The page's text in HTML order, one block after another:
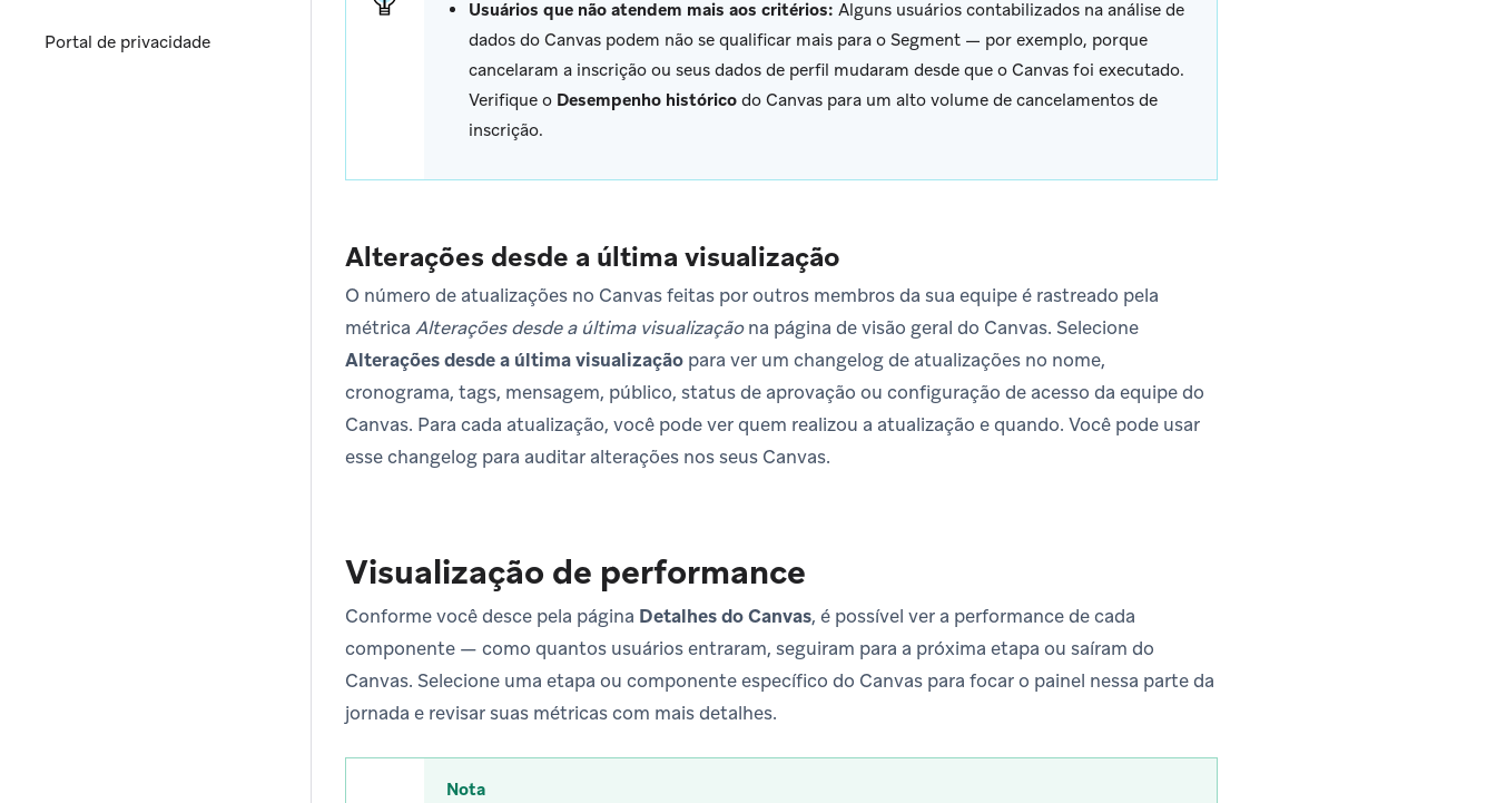
Portal de privacidade
Usuários que não atendem mais aos critérios: Alguns usuários contabilizados na análise de
dados do Canvas podem não se qualificar mais para o Segment — por exemplo, porque
cancelaram a inscrição ou seus dados de perfil mudaram desde que o Canvas foi executado.
Verifique o Desempenho histórico do Canvas para um alto volume de cancelamentos de
inscrição.
Alterações desde a última visualização
O número de atualizações no Canvas feitas por outros membros da sua equipe é rastreado pela
métrica Alterações desde a última visualizaçãona página de visão geral do Canvas. Selecione
Alterações desde a última visualização para ver um changelog de atualizações no nome,
cronograma, tags, mensagem, público, status de aprovação ou configuração de acesso da equipe do
Canvas. Para cada atualização, você pode ver quem realizou a atualização e quando. Você pode usar
esse changelog para auditar alterações nos seus Canvas.
Visualização de performance
Conforme você desce pela página Detalhes do Canvas, é possível ver a performance de cada
componente — como quantos usuários entraram, seguiram para a próxima etapa ou saíram do
Canvas. Selecione uma etapa ou componente específico do Canvas para focar o painel nessa parte da
jornada e revisar suas métricas com mais detalhes.
Nota